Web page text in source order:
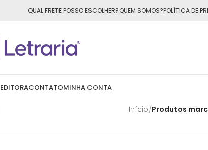
para todo o Brasil nas compras acima de R$50,00
QUAL FRETE POSSO ESCOLHER?QUEM SOMOS?POLÍTICA DE
EDITORACONTATOMINHA CONTA
Início/Produtos